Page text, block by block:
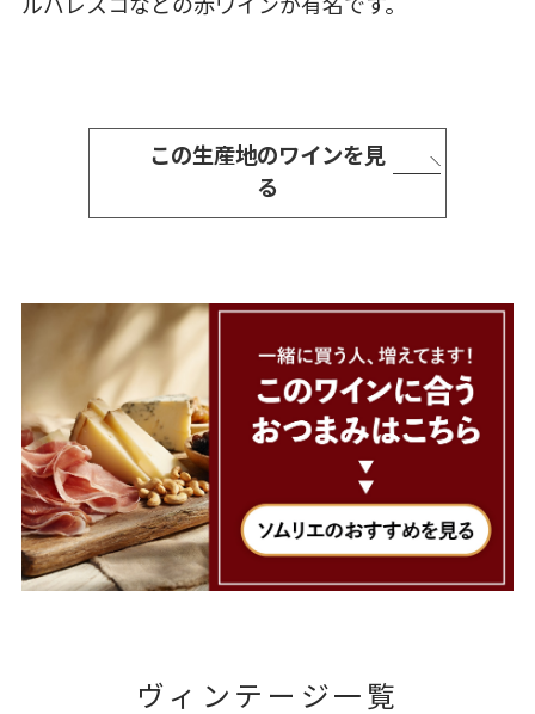
この生産地のワインを見
る
ヴィンテージ一覧